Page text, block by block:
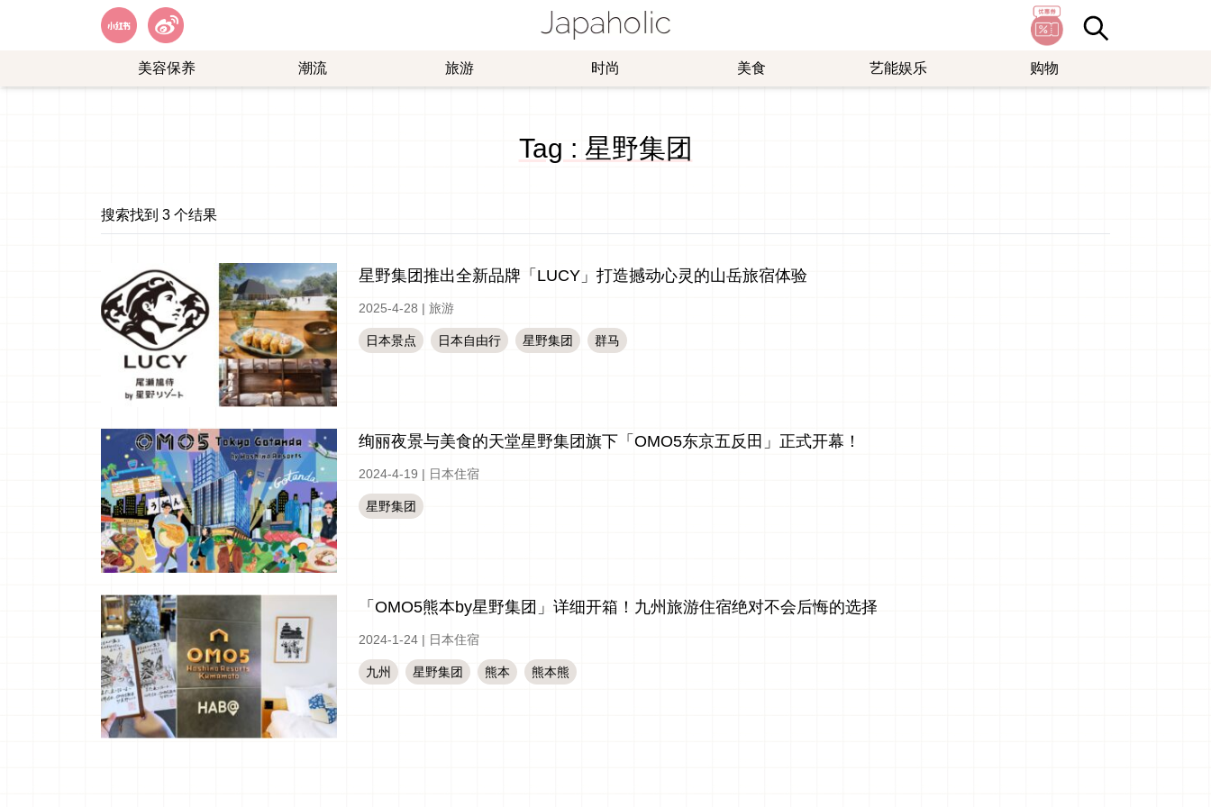
美容保养 潮流 旅游 时尚 美食 艺能娱乐
购物
Tag : 星野集团
搜索找到 3 个结果
星野集团推出全新品牌「LUCY」打造撼动心灵的山岳旅宿体验
2025-4-28 | 旅游
日本景点 日本自由行 星野集团 群马
绚丽夜景与美食的天堂星野集团旗下「OMO5东京五反田」正式开幕！
2024-4-19 | 日本住宿
星野集团
「OMO5熊本by星野集团」详细开箱！九州旅游住宿绝对不会后悔的选择
2024-1-24 | 日本住宿
九州 星野集团 熊本 熊本熊